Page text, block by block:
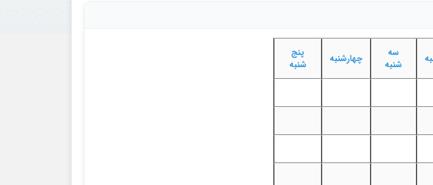
بیهوشی ایران به قلم: دکتر عوض حیدرپور
سه
شنبه
چهارشنبه
پنج
شنبه